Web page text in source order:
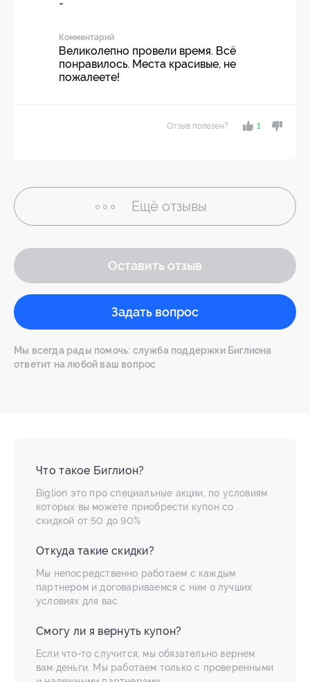
-
Комментарий
Великолепно провели время. Всё
понравилось. Места красивые, не
пожалеете!
Отзыв полезен? 1
Ещё отзывы
Оставить отзыв
Задать вопрос
Мы всегда рады помочь: служба поддержки Биглиона
ответит на любой ваш вопрос
Что такое Биглион?
Biglion это про специальные акции, по условиям
которых вы можете приобрести купон со
скидкой от 50 до 90%
Откуда такие скидки?
Мы непосредственно работаем с каждым
партнером и договариваемся с ним о лучших
условиях для вас
Смогу ли я вернуть купон?
Если что-то случится, мы обязательно вернем
вам деньги. Мы работаем только с проверенными